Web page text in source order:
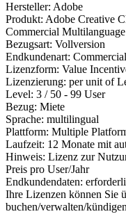
Hersteller: Adobe
Produkt: Adobe Creative
Commercial
Bezugsart: Vollversion
Endkundenart: Commercial
Lizenzform: Value
Lizenzierung: per unit of
Level: 3 / 50 - 99 User
Bezug: Miete
Sprache: multilingual
Plattform: Multiple
Laufzeit: 12 Monate mit
Hinweis: Lizenz zur
Preis pro User/Jahr
Endkundendaten:
Ihre Lizenzen können Sie
buchen/verwalten/kündigen